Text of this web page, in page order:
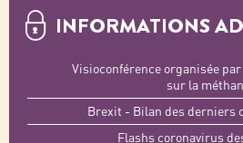
INFORMATIONS
Visioconférence organisée
sur la
Brexit - Bilan des derniers
Flashs coronavirus